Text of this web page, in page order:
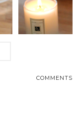
COMMENTS